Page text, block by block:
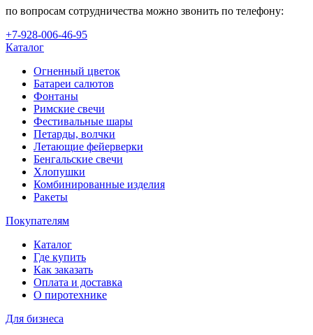
по вопросам сотрудничества можно звонить по телефону:
+7-928-006-46-95
Каталог
Огненный цветок
Батареи салютов
Фонтаны
Римские свечи
Фестивальные шары
Петарды, волчки
Летающие фейерверки
Бенгальские свечи
Хлопушки
Комбинированные изделия
Ракеты
Покупателям
Каталог
Где купить
Как заказать
Оплата и доставка
О пиротехнике
Для бизнеса